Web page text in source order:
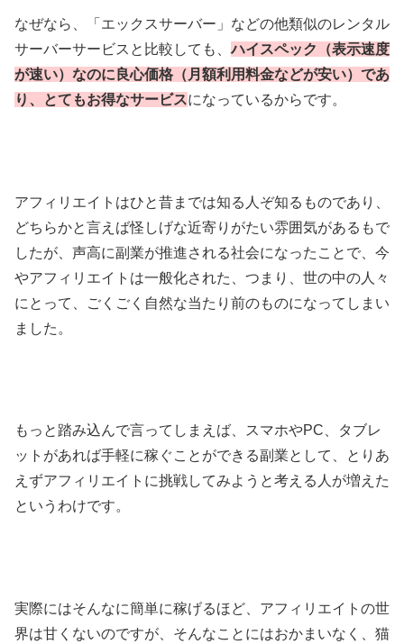
なぜなら、「エックスサーバー」などの他類似のレンタル
サーバーサービスと比較しても、ハイスペック（表示速度
が速い）なのに良心価格（月額利用料金などが安い）であ
り、とてもお得なサービスになっているからです。
アフィリエイトはひと昔までは知る人ぞ知るものであり、
どちらかと言えば怪しげな近寄りがたい雰囲気があるもで
したが、声高に副業が推進される社会になったことで、今
やアフィリエイトは一般化された、つまり、世の中の人々
にとって、ごくごく自然な当たり前のものになってしまい
ました。
もっと踏み込んで言ってしまえば、スマホやPC、タブレ
ットがあれば手軽に稼ぐことができる副業として、とりあ
えずアフィリエイトに挑戦してみようと考える人が増えた
というわけです。
実際にはそんなに簡単に稼げるほど、アフィリエイトの世
界は甘くないのですが、そんなことにはおかまいなく、猫